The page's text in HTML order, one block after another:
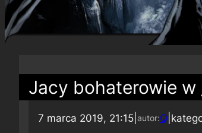
Jacy bohaterowie w
7 marca 2019, 21:15 autor:Q